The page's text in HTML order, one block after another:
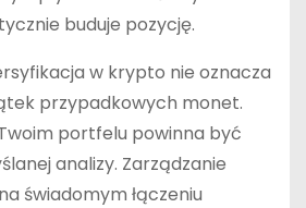
buduje pozycję.
w krypto nie oznacza
przypadkowych monet.
portfelu powinna być
analizy. Zarządzanie
świadomym łączeniu